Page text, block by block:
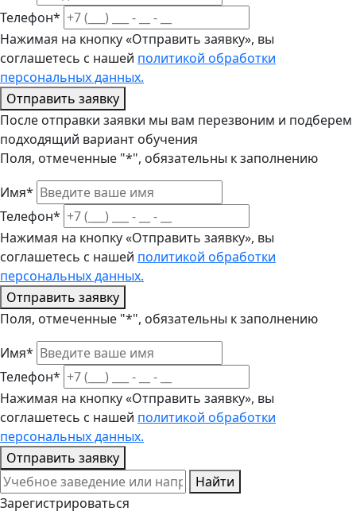
Телефон*
Нажимая на кнопку «Отправить заявку», вы
соглашетесь с нашей политикой обработки
персональных данных.
Отправить заявку
После отправки заявки мы вам перезвоним и подберем
подходящий вариант обучения
Поля, отмеченные "*", обязательны к заполнению
Имя*
Телефон*
Нажимая на кнопку «Отправить заявку», вы
соглашетесь с нашей политикой обработки
персональных данных.
Отправить заявку
Поля, отмеченные "*", обязательны к заполнению
Имя*
Телефон*
Нажимая на кнопку «Отправить заявку», вы
соглашетесь с нашей политикой обработки
персональных данных.
Отправить заявку
Найти
Зарегистрироваться